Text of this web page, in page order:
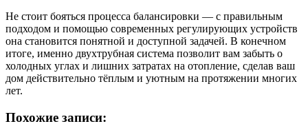
Не стоит бояться процесса балансировки — с правильным
подходом и помощью современных регулирующих устройств
она становится понятной и доступной задачей. В конечном
итоге, именно двухтрубная система позволит вам забыть о
холодных углах и лишних затратах на отопление, сделав ваш
дом действительно тёплым и уютным на протяжении многих
лет.
Похожие записи: